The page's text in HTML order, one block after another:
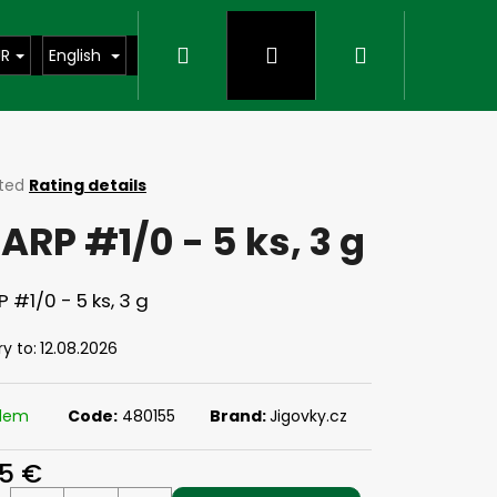
English Search Login Shopping
Rating details
#1/0 - 5 ks, 3 g
#1/0 - 5 ks, 3 g
to: 12.08.2026
Code: 480155 Brand:Jigovky.cz
€
Next